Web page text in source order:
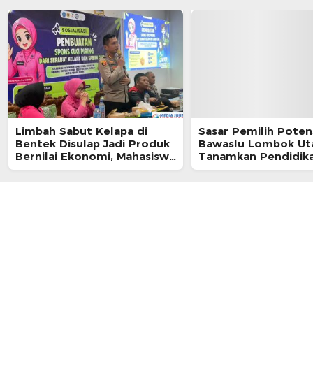
Limbah Sabut Kelapa di
Bentek Disulap Jadi Produk
Bernilai Ekonomi, Mahasiswa
KKN Gandeng Warga
Sasar Pemilih
Bawaslu Lombok
Tanamkan
Demokrasi di